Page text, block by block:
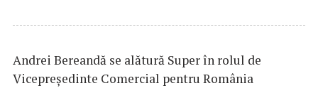
Andrei Bereandă se alătură Super în rolul de
Vicepreședinte Comercial pentru România